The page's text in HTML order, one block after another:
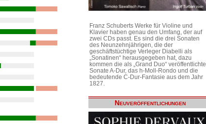
Franz Schuberts Werke für Violine und
Klavier haben genau den Umfang, der auf
zwei CDs passt. Es sind die drei Sonaten
des Neunzehnjährigen, die der
geschäftstüchtige Verleger Diabelli als
„Sonatinen“ herausgegeben hat, dazu
kommen die als „Grand Duo“ veröffentlichte
Sonate A-Dur, das h-Moll-Rondo und die
bedeutende C-Dur-Fantasie aus dem Jahr
1827.
Neuveröffentlichungen